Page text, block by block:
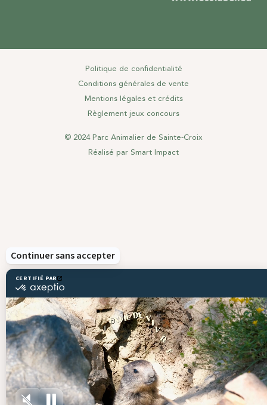
Politique de confidentialité
Conditions générales de vente
Mentions légales et crédits
Règlement jeux concours
© 2024 Parc Animalier de Sainte-Croix
Réalisé par Smart Impact